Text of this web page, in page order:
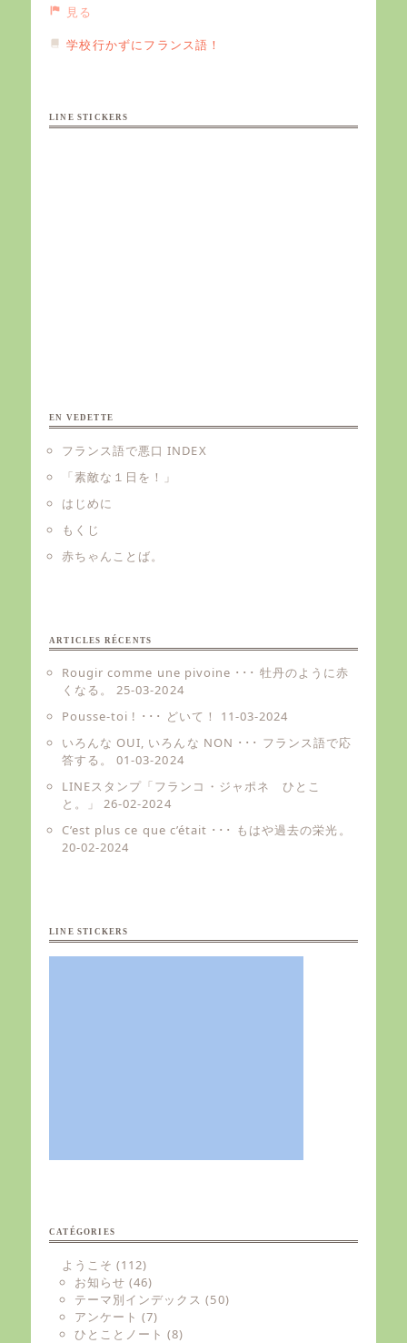
見る
学校行かずにフランス語！
LINE STICKERS
EN VEDETTE
フランス語で悪口 INDEX
「素敵な１日を！」
はじめに
もくじ
赤ちゃんことば。
ARTICLES RÉCENTS
Rougir comme une pivoine ･･･ 牡丹のように赤
くなる。
25-03-2024
Pousse-toi ! ･･･ どいて！
11-03-2024
いろんな OUI, いろんな NON ･･･ フランス語で応
答する。
01-03-2024
LINEスタンプ「フランコ・ジャポネ ひとこ
と。」
26-02-2024
C’est plus ce que c’était ･･･ もはや過去の栄光。
20-02-2024
LINE STICKERS
CATÉGORIES
ようこそ (112)
お知らせ (46)
テーマ別インデックス (50)
アンケート (7)
ひとことノート (8)